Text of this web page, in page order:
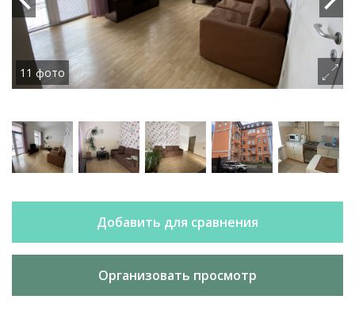
11 фото
Добавить для сравнения
Организовать просмотр